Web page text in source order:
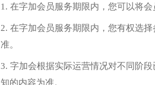
1. 在字加会员服务期限内，您可以将
2. 在字加会员服务期限内，您有权选
准。
3. 字加会根据实际运营情况对不同阶
知的内容为准。